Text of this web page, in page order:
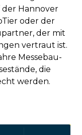
der Hannover
oder der
der mit
vertraut ist.
Messebau-
die
werden.